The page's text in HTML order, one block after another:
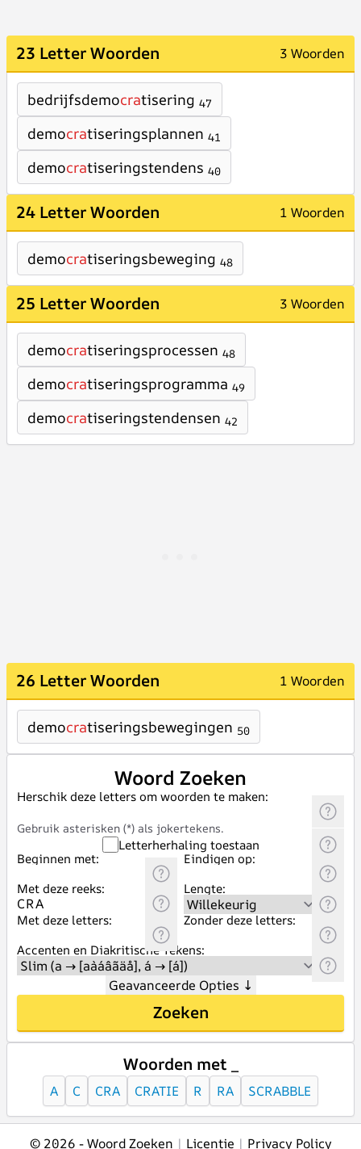
23 Letter Woorden 3 Woorden
bedrijfsdemocratisering 47
democratiseringsplannen 41
democratiseringstendens 40
24 Letter Woorden 1 Woorden
democratiseringsbeweging 48
25 Letter Woorden 3 Woorden
democratiseringsprocessen 48
democratiseringsprogramma 49
democratiseringstendensen 42
26 Letter Woorden 1 Woorden
democratiseringsbewegingen 50
Woord Zoeken
Herschik deze letters om woorden te maken:
Gebruik asterisken (*) als jokertekens.
Letterherhaling toestaan
Beginnen met:
Eindigen op:
Met deze reeks:
Lengte:
Met deze letters:
Zonder deze letters:
Accenten en Diakritische Tekens:
Geavanceerde Opties ↓
Zoeken
Woorden met _
A C CRA CRATIE R RA SCRABBLE
© 2026 -Woord Zoeken | Licentie | Privacy Policy